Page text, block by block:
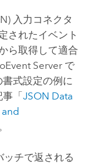
入力コネクタ
されたイベント
ら取得して適合
Serverで
式設定の例に
「JSON Data
ッチで返される